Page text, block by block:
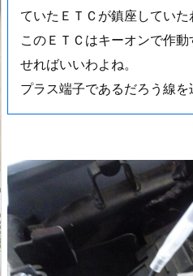
ていたＥＴＣが鎮座していた
このＥＴＣはキーオンで作
せればいいわよね。
プラス端子であるだろう線を